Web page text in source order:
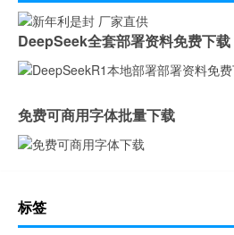
DeepSeek全套部署资料免费下载
免费可商用字体批量下载
标签